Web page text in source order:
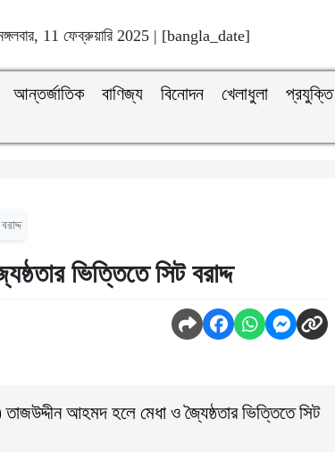
11 ফেব্রুয়ারি 2025 | [bangla_date]
আন্তর্জাতিক বাণিজ্য বিনোদন খেলাধুলা প্রযুক্তি
ভিত্তিতে সিট বরাদ্দ
তাজউদ্দীন আহমদ হলে মেধা ও জ্যৈষ্ঠতার ভিত্তিতে সিট